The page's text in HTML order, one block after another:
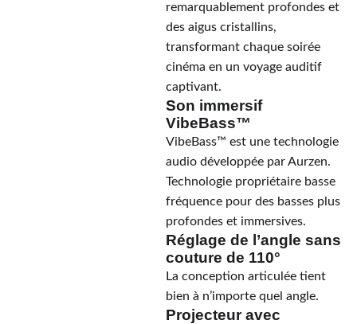
remarquablement profondes et
des aigus cristallins,
transformant chaque soirée
cinéma en un voyage auditif
captivant.
Son immersif
VibeBass™
VibeBass™ est une technologie
audio développée par Aurzen.
Technologie propriétaire basse
fréquence pour des basses plus
profondes et immersives.
Réglage de l’angle sans
couture de 110°
La conception articulée tient
bien à n’importe quel angle.
Projecteur avec